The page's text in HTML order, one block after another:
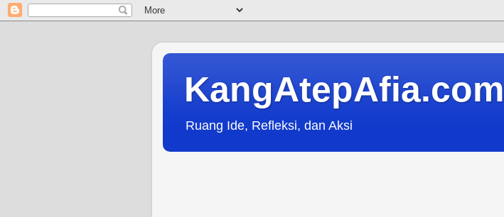
KangAtepAfia.com
Ruang Ide, Refleksi, dan Aksi